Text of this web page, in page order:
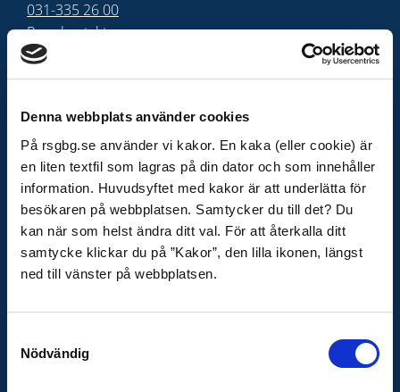
Denna webbplats använder cookies
På rsgbg.se använder vi kakor. En kaka (eller cookie) är
en liten textfil som lagras på din dator och som innehåller
information. Huvudsyftet med kakor är att underlätta för
besökaren på webbplatsen. Samtycker du till det? Du
kan när som helst ändra ditt val. För att återkalla ditt
samtycke klickar du på ”Kakor”, den lilla ikonen, längst
ned till vänster på webbplatsen.
Nödvändig
031-335 26 00
Presskontakt
Adress
Räddningstjänsten
Storgöteborg
402 24 Göteborg
E-post
raddningstjansten@rsgbg.se
Organisationsnummer
222000-0752
OM WEBBPLATSEN
Behandling av personuppgifter